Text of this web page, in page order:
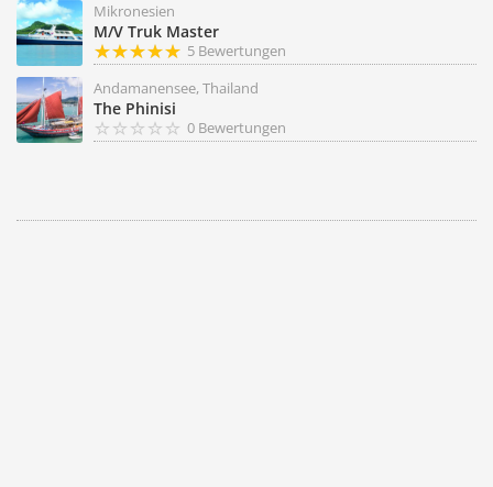
Mikronesien
M/V Truk Master
5 Bewertungen
Andamanensee, Thailand
The Phinisi
0 Bewertungen